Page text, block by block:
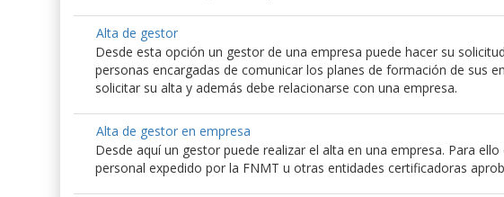
Alta de gestor
Desde esta opción un gestor de una empresa puede hacer su
personas encargadas de comunicar los planes de formación de sus
solicitar su alta y además debe relacionarse con una empresa.
Alta de gestor en empresa
Desde aquí un gestor puede realizar el alta en una empresa. Para
personal expedido por la FNMT u otras entidades certificadoras